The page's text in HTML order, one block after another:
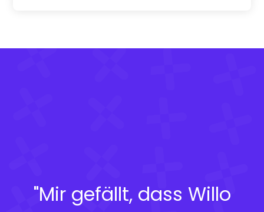
"Mir gefällt, dass Willo